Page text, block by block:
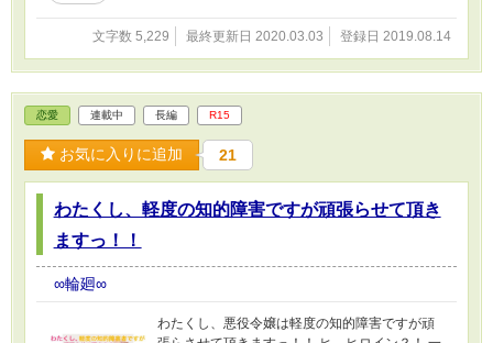
文字数 5,229 最終更新日 2020.03.03 登録日 2019.08.14
恋愛 連載中 長編 R15
お気に入りに追加 21
わたくし、軽度の知的障害ですが頑張らせて頂き
ますっ！！
∞輪廻∞
わたくし、悪役令嬢は軽度の知的障害ですが頑